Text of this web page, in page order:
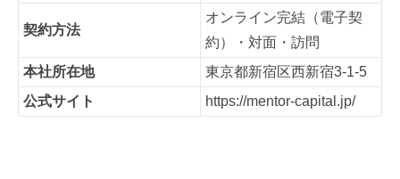
契約方法
オンライン完結（電子契
約）・対面・訪問
本社所在地
東京都新宿区西新宿3-1-5
公式サイト
https://mentor-capital.jp/